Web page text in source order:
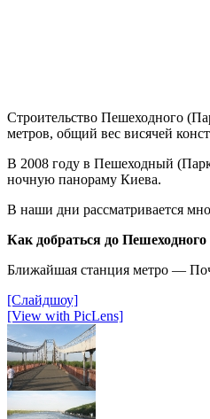
Строительство Пешеходного
метров, общий вес висячей
В 2008 году в Пешеходный
ночную панораму Киева.
В наши дни рассматривается
Как добраться до
Ближайшая станция метро —
[Слайдшоу]
[View with PicLens]